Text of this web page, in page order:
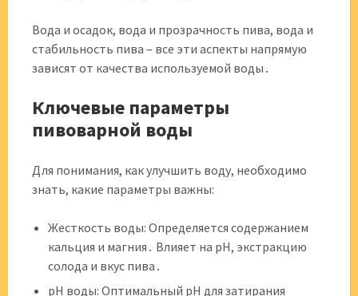
Вода и осадок, вода и прозрачность пива, вода и
стабильность пива – все эти аспекты напрямую
зависят от качества используемой воды․
Ключевые параметры
пивоварной воды
Для понимания, как улучшить воду, необходимо
знать, какие параметры важны:
Жесткость воды: Определяется содержанием
кальция и магния․ Влияет на pH, экстракцию
солода и вкус пива․
pH воды: Оптимальный pH для затирания